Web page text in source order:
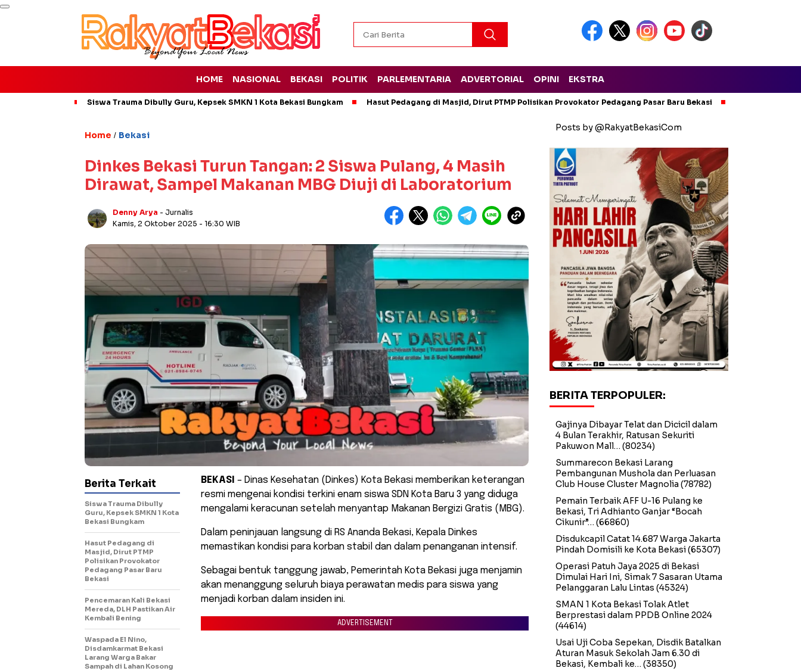
HOME NASIONAL BEKASI POLITIK PARLEMENTARIA ADVERTORIAL OPINI EKSTRA
Siswa Trauma Dibully Guru, Kepsek SMKN 1 Kota Bekasi Bungkam Hasut Pedagang di Masjid, Dirut PTMP Polisikan Provokator Pedagang Pasar Baru Bekasi
Home / Bekasi
Dinkes Bekasi Turun Tangan: 2 Siswa Pulang, 4 Masih
Dirawat, Sampel Makanan MBG Diuji di Laboratorium
Denny Arya - Jurnalis
Kamis, 2 Oktober 2025 - 16:30 WIB
BEKASI – Dinas Kesehatan (Dinkes) Kota Bekasi memberikan keterangan
resmi mengenai kondisi terkini enam siswa SDN Kota Baru 3 yang diduga
mengalami keracunan setelah menyantap Makanan Bergizi Gratis (MBG).
Dalam peninjauan langsung di RS Ananda Bekasi, Kepala Dinkes
memastikan kondisi para korban stabil dan dalam penanganan intensif.
​Sebagai bentuk tanggung jawab, Pemerintah Kota Bekasi juga menjamin
akan menanggung seluruh biaya perawatan medis para siswa yang
menjadi korban dalam insiden ini.
ADVERTISEMENT
Berita Terkait
Siswa Trauma Dibully
Guru, Kepsek SMKN 1 Kota
Bekasi Bungkam
Hasut Pedagang di
Masjid, Dirut PTMP
Polisikan Provokator
Pedagang Pasar Baru
Bekasi
Pencemaran Kali Bekasi
Mereda, DLH Pastikan Air
Kembali Bening
Waspada El Nino,
Disdamkarmat Bekasi
Larang Warga Bakar
Sampah di Lahan Kosong
Posts by @RakyatBekasiCom
BERITA TERPOPULER:
Gajinya Dibayar Telat dan Dicicil dalam
4 Bulan Terakhir, Ratusan Sekuriti
Pakuwon Mall… (80234)
Summarecon Bekasi Larang
Pembangunan Mushola dan Perluasan
Club House Cluster Magnolia (78782)
Pemain Terbaik AFF U-16 Pulang ke
Bekasi, Tri Adhianto Ganjar “Bocah
Cikunir”… (66860)
Disdukcapil Catat 14.687 Warga Jakarta
Pindah Domisili ke Kota Bekasi(65307)
Operasi Patuh Jaya 2025 di Bekasi
Dimulai Hari Ini, Simak 7 Sasaran Utama
Pelanggaran Lalu Lintas (45324)
SMAN 1 Kota Bekasi Tolak Atlet
Berprestasi dalam PPDB Online 2024
(44614)
Usai Uji Coba Sepekan, Disdik Batalkan
Aturan Masuk Sekolah Jam 6.30 di
Bekasi, Kembali ke… (38350)